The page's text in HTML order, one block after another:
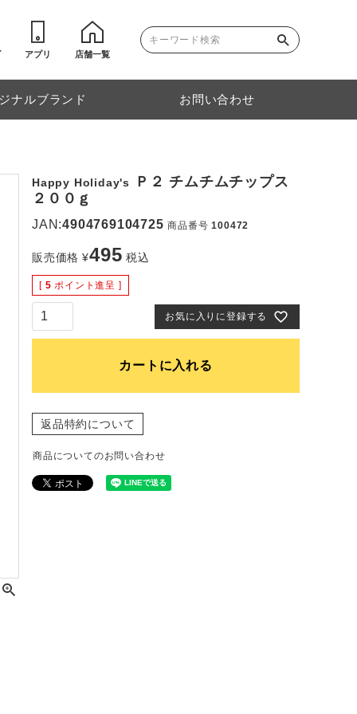
アプリ 店舗一覧
ナルブランド お問い合わせ
Happy Holiday's
Ｐ２ チムチムチップス
２００ｇ
JAN:4904769104725 商品番号 100472
販売価格 ¥495 税込
[ 5 ポイント進呈 ]
お気に入りに登録する
カートに入れる
返品特約について
商品についてのお問い合わせ